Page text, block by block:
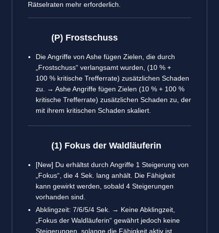
Rätselraten mehr erforderlich.
(P) Frostschuss
Die Angriffe von Ashe fügen Zielen, die durch
„Frostschuss“ verlangsamt wurden, (10 % +
100 % kritische Trefferrate) zusätzlichen Schaden
zu. → Ashe Angriffe fügen Zielen (10 % + 100 %
kritische Trefferrate) zusätzlichen Schaden zu, der
mit ihrem kritischen Schaden skaliert.
(1) Fokus der Waldläuferin
[New] Du erhältst durch Angriffe 1 Steigerung von
„Fokus“, die 4 Sek. lang anhält. Die Fähigkeit
kann gewirkt werden, sobald 4 Steigerungen
vorhanden sind.
Abklingzeit: 7/6/5/4 Sek. → Keine Abklingzeit,
„Fokus der Waldläuferin“ gewährt jedoch keine
Steigerungen, solange die Fähigkeit aktiv ist.